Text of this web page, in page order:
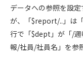
データへの参照を設
が、「$report/..」は
行で「$dept」が「/
報/社員/社員名」を参